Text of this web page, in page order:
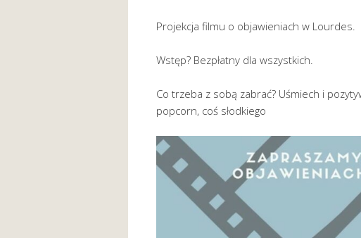
Projekcja filmu o objawieniach w Lourdes.
Wstęp? Bezpłatny dla wszystkich.
Co trzeba z sobą zabrać? Uśmiech i
popcorn, coś słodkiego